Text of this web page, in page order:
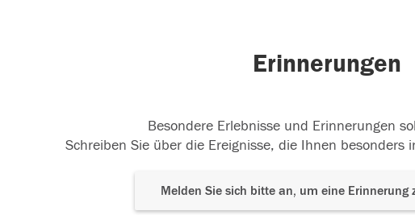
Erinnerungen
Besondere Erlebnisse und Erinnerungen
Schreiben Sie über die Ereignisse, die Ihnen besonders
Melden Sie sich bitte an, um eine Erinnerung